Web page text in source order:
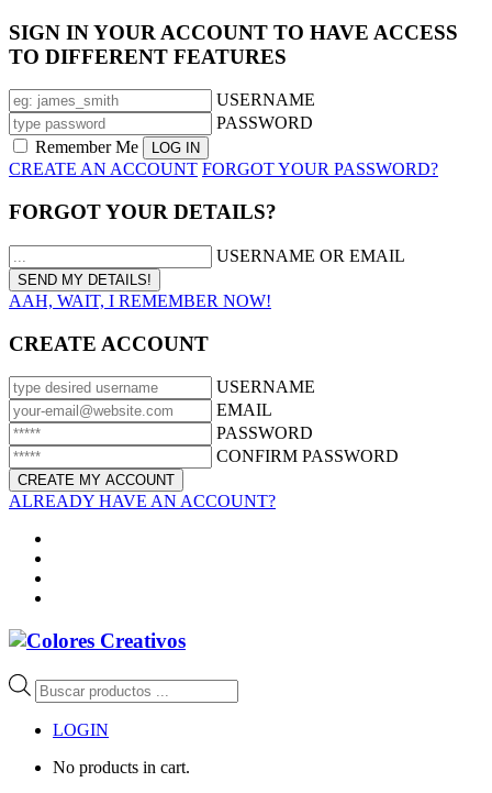
SIGN IN YOUR ACCOUNT TO HAVE ACCESS
TO DIFFERENT FEATURES
USERNAME
PASSWORD
Remember Me
CREATE AN ACCOUNT FORGOT YOUR PASSWORD?
FORGOT YOUR DETAILS?
USERNAME OR EMAIL
AAH, WAIT, I REMEMBER NOW!
CREATE ACCOUNT
USERNAME
EMAIL
PASSWORD
CONFIRM PASSWORD
ALREADY HAVE AN ACCOUNT?
Búsqueda
de
productos
LOGIN
No products in cart.